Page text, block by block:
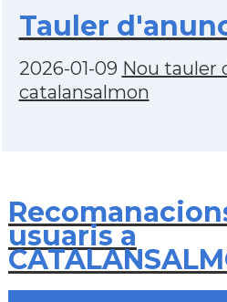
Tauler
2026-01-09 Nou tauler
catalansalmon
usuaris a